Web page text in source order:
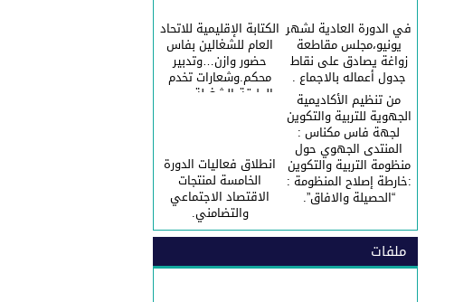
في الدورة العادية لشهر
يونيو،مجلس مقاطعة
زواغة يصادق على نقاط
جدول أعماله بالاجماع .
الكتابة الإقليمية للاتحاد
العام للشغالين بفاس
حضور وازن…وتدبير
محكم.وشعارات تخدم
الطبقة الشغيلة …… من تنظيم الأكاديمية
الجهوية للتربية والتكوين
لجهة فاس مكناس :
المنتدى الجهوي حول
منظومة التربية والتكوين
:خارطة إصلاح المنظومة :
“الحصيلة والافاق”.
انطلاق فعاليات الدورة
الخامسة لمنتجات
الاقتصاد الاجتماعي
والتضامني.
ملفات